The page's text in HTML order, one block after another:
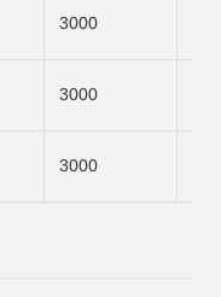
3000
3000
3000